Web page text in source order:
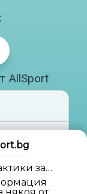
за
AllSport